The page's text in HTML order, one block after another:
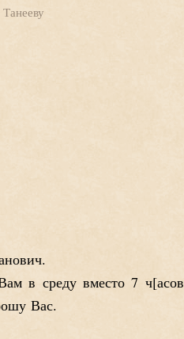
в среду вместо 7 ч асов
Вас.